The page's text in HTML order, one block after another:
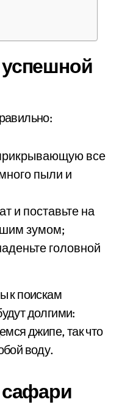
все
пыли и
и поставьте на
зумом;
головной
к поискам
долгими:
джипе, так что
воду.
сафари